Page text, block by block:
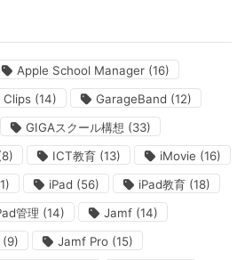
Apple School Manager (16)
Clips (14) GarageBand (12)
GIGAスクール構想 (33)
ICT教育 (13) iMovie (16)
iPad (56) iPad教育 (18)
管理 (14) Jamf (14)
(9) Jamf Pro (15)